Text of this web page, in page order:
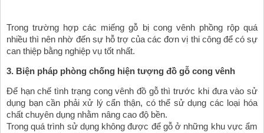
Trong trường hợp các miếng gỗ bị cong vênh phồng rộp quá
nhiều thì nên nhờ đến sự hỗ trợ của các đơn vị thi công để có sự
can thiệp bằng nghiệp vụ tốt nhất.
3. Biện pháp phòng chống hiện tượng đồ gỗ cong vênh
Để hạn chế tình trạng cong vênh đồ gỗ thì trước khi đưa vào sử
dụng bạn cần phải xử lý cẩn thận, có thể sử dụng các loại hóa
chất chuyên dụng nhằm nâng cao độ bền.
Trong quá trình sử dụng không được để gỗ ở những khu vực ẩm